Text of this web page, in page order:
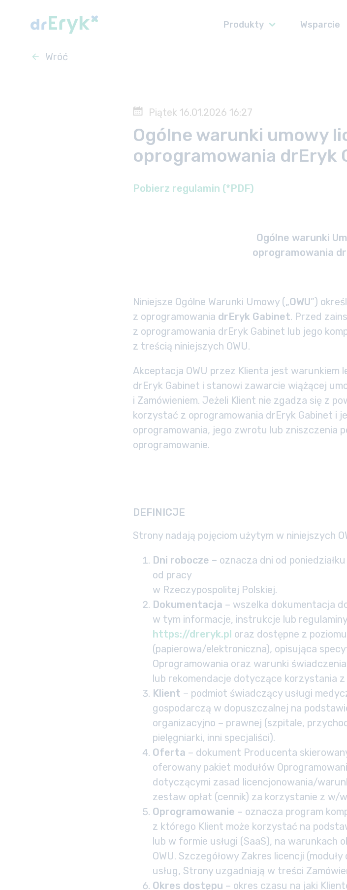
Produkty Wsparcie
Wróć
Piątek 16.01.2026 16:27
Ogólne warunki umowy
oprogramowania drEryk
Pobierz regulamin (*PDF)
Ogólne warunki
oprogramowania
Niniejsze Ogólne Warunki Umowy („OWU”)
z oprogramowania drEryk Gabinet. Przed
z oprogramowania drEryk Gabinet lub jego
z treścią niniejszych OWU.
Akceptacja OWU przez Klienta jest warunkiem
drEryk Gabinet i stanowi zawarcie wiążącej
i Zamówieniem. Jeżeli Klient nie zgadza się z
korzystać z oprogramowania drEryk Gabinet i
oprogramowania, jego zwrotu lub zniszczenia
oprogramowanie.
DEFINICJE
Strony nadają pojęciom użytym w niniejszych
Dni robocze – oznacza dni od
od pracy
w Rzeczypospolitej Polskiej.
Dokumentacja – wszelka dokumentacja
w tym informacje, instrukcje lub
https://dreryk.pl oraz dostępne z
(papierowa/elektroniczna), opisująca
Oprogramowania oraz warunki
lub rekomendacje dotyczące korzystania
Klient – podmiot świadczący usługi
gospodarczą w dopuszczalnej na
organizacyjno – prawnej (szpitale,
pielęgniarki, inni specjaliści).
Oferta – dokument Producenta
oferowany pakiet modułów
dotyczącymi zasad licencjonowania/
zestaw opłat (cennik) za korzystanie z w/
Oprogramowanie – oznacza program
z którego Klient może korzystać na
lub w formie usługi (SaaS), na warunkach
OWU. Szczegółowy Zakres licencji
usług, Strony uzgadniają w treści
Okres dostępu – okres czasu na jaki